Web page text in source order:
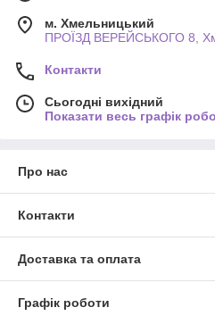
м. Хмельницький
ПРОЇЗД ВЕРЕЙСЬКОГО 8,
Контакти
Сьогодні вихідний
Показати весь графік
Про нас
Контакти
Доставка та оплата
Графік роботи